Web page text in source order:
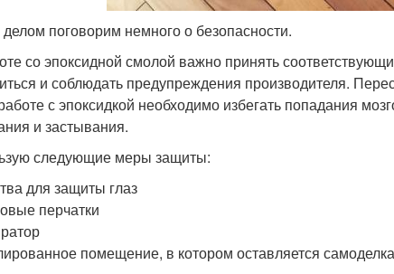
поговорим немного о безопасности.
со эпоксидной смолой важно принять
и соблюдать предупреждения производителя.
с эпоксидкой необходимо избегать попадания
и застывания.
следующие меры защиты:
для защиты глаз
перчатки
помещение, в котором оставляется